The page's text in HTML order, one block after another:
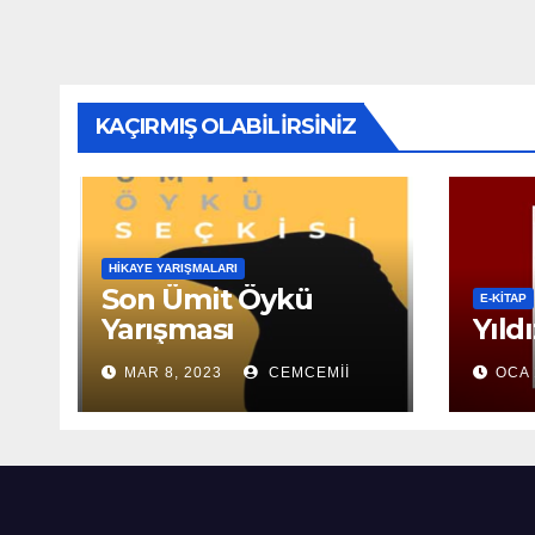
KAÇIRMIŞ OLABILIRSINIZ
HIKAYE YARIŞMALARI
Son Ümit Öykü
Yarışması
MAR 8, 2023 CEMCEMII
E-KİTAP
OCA